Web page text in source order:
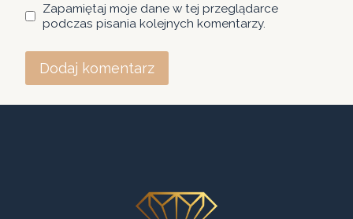
Zapamiętaj moje dane w tej przeglądarce
podczas pisania kolejnych komentarzy.